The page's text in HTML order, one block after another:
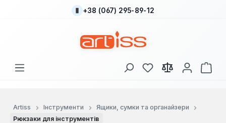
Перейти до основного вмісту
+38 (067) 295-89-12
У вас є 0 у списку
Artiss Інструменти
Ящики, сумки та органайзери
Рюкзаки для інструментів